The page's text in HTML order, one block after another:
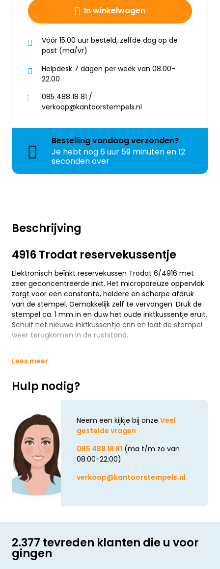
Beschrijving
4916 Trodat reservekussentje
Elektronisch beïnkt reservekussen Trodat 6/4916 met
zeer geconcentreerde inkt. Het microporeuze oppervlak
zorgt voor een constante, heldere en scherpe afdruk
van de stempel. Gemakkelijk zelf te vervangen. Druk de
stempel ca. 1 mm in en duw het oude inktkussentje eruit.
Schuif het nieuwe inktkussentje erin en laat de stempel
weer terugkomen in de ruststand.
Lees meer
Hulp nodig?
Neem een kijkje bij onze Veel
gestelde vragen
085 488 18 81 (ma t/m zo van
08:00-22:00)
verkoop@kantoorstempels.nl
In winkelwagen
Vóór 15.00 uur besteld, zelfde dag op de
post (ma/vr)
Helpdesk 7 dagen per week van 08.00-
22.00
085 488 18 81 /
verkoop@kantoorstempels.nl
Bestellingvandaagverzonden?
Je hebt nog6 uur 59 minuten en 11
seconden over
2.377 tevreden klanten die u voor
gingen